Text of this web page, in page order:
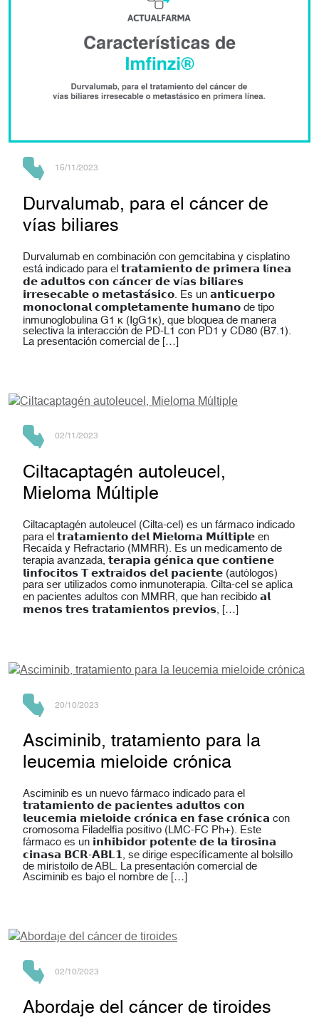
16/11/2023
Durvalumab, para el cáncer de
vías biliares
Durvalumab en combinación con gemcitabina y cisplatino
está indicado para el 𝘁𝗿𝗮𝘁𝗮𝗺𝗶𝗲𝗻𝘁𝗼 𝗱𝗲 𝗽𝗿𝗶𝗺𝗲𝗿𝗮 𝗹í𝗻𝗲𝗮
𝗱𝗲 𝗮𝗱𝘂𝗹𝘁𝗼𝘀 𝗰𝗼𝗻 𝗰𝗮́𝗻𝗰𝗲𝗿 𝗱𝗲 𝘃í𝗮𝘀 𝗯𝗶𝗹𝗶𝗮𝗿𝗲𝘀
𝗶𝗿𝗿𝗲𝘀𝗲𝗰𝗮𝗯𝗹𝗲 𝗼 𝗺𝗲𝘁𝗮𝘀𝘁𝗮́𝘀𝗶𝗰𝗼. Es un 𝗮𝗻𝘁𝗶𝗰𝘂𝗲𝗿𝗽𝗼
𝗺𝗼𝗻𝗼𝗰𝗹𝗼𝗻𝗮𝗹 𝗰𝗼𝗺𝗽𝗹𝗲𝘁𝗮𝗺𝗲𝗻𝘁𝗲 𝗵𝘂𝗺𝗮𝗻𝗼 de tipo
inmunoglobulina G1 κ (IgG1κ), que bloquea de manera
selectiva la interacción de PD-L1 con PD1 y CD80 (B7.1).
La presentación comercial de […]
02/11/2023
Ciltacaptagén autoleucel,
Mieloma Múltiple
Ciltacaptagén autoleucel (Cilta-cel) es un fármaco indicado
para el 𝘁𝗿𝗮𝘁𝗮𝗺𝗶𝗲𝗻𝘁𝗼 𝗱𝗲𝗹 𝗠𝗶𝗲𝗹𝗼𝗺𝗮 𝗠𝘂́𝗹𝘁𝗶𝗽𝗹𝗲 en
Recaída y Refractario (MMRR). Es un medicamento de
terapia avanzada, 𝘁𝗲𝗿𝗮𝗽𝗶𝗮 𝗴𝗲́𝗻𝗶𝗰𝗮 𝗾𝘂𝗲 𝗰𝗼𝗻𝘁𝗶𝗲𝗻𝗲
𝗹𝗶𝗻𝗳𝗼𝗰𝗶𝘁𝗼𝘀 𝗧 𝗲𝘅𝘁𝗿𝗮í𝗱𝗼𝘀 𝗱𝗲𝗹 𝗽𝗮𝗰𝗶𝗲𝗻𝘁𝗲 (autólogos)
para ser utilizados como inmunoterapia. Cilta-cel se aplica
en pacientes adultos con MMRR, que han recibido 𝗮𝗹
𝗺𝗲𝗻𝗼𝘀 𝘁𝗿𝗲𝘀 𝘁𝗿𝗮𝘁𝗮𝗺𝗶𝗲𝗻𝘁𝗼𝘀 𝗽𝗿𝗲𝘃𝗶𝗼𝘀, […]
20/10/2023
Asciminib, tratamiento para la
leucemia mieloide crónica
Asciminib es un nuevo fármaco indicado para el
𝘁𝗿𝗮𝘁𝗮𝗺𝗶𝗲𝗻𝘁𝗼 𝗱𝗲 𝗽𝗮𝗰𝗶𝗲𝗻𝘁𝗲𝘀 𝗮𝗱𝘂𝗹𝘁𝗼𝘀 𝗰𝗼𝗻
𝗹𝗲𝘂𝗰𝗲𝗺𝗶𝗮 𝗺𝗶𝗲𝗹𝗼𝗶𝗱𝗲 𝗰𝗿𝗼́𝗻𝗶𝗰𝗮 𝗲𝗻 𝗳𝗮𝘀𝗲 𝗰𝗿𝗼́𝗻𝗶𝗰𝗮 con
cromosoma Filadelfia positivo (LMC-FC Ph+). Este
fármaco es un 𝗶𝗻𝗵𝗶𝗯𝗶𝗱𝗼𝗿 𝗽𝗼𝘁𝗲𝗻𝘁𝗲 𝗱𝗲 𝗹𝗮 𝘁𝗶𝗿𝗼𝘀𝗶𝗻𝗮
𝗰𝗶𝗻𝗮𝘀𝗮 𝗕𝗖𝗥-𝗔𝗕𝗟𝟭, se dirige específicamente al bolsillo
de miristoilo de ABL. La presentación comercial de
Asciminib es bajo el nombre de […]
02/10/2023
Abordaje del cáncer de tiroides